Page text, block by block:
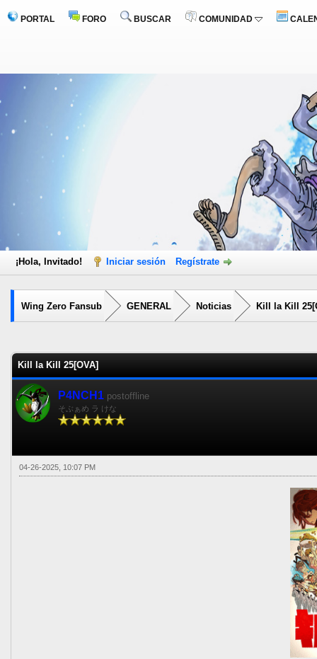
PORTAL FORO BUSCAR COMUNIDAD
¡Hola, Invitado! Iniciar sesión Regístrate
Wing Zero Fansub GENERAL Noticias Kill la Kill
Kill la Kill 25[OVA]
P4NCH1 postoffline
そぶぁめ ラ けな
04-26-2025, 10:07 PM